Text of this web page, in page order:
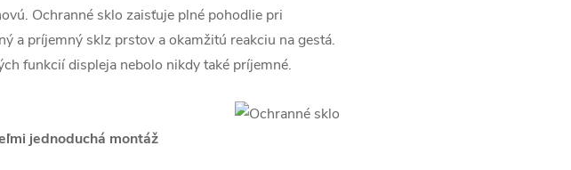
Ochranné sklo zaisťuje plné pohodlie pri
a príjemný sklz prstov a okamžitú reakciu na gestá.
funkcií displeja nebolo nikdy také príjemné.
jednoduchá montáž